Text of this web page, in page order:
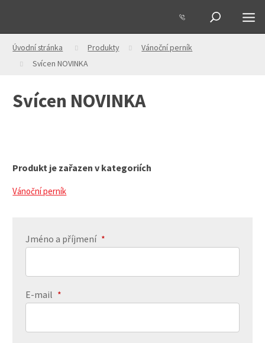
Úvodní stránka Produkty
Vánoční perník
Svícen NOVINKA
Svícen NOVINKA
Produkt je zařazen v kategoriích
Vánoční perník
Jméno a příjmení *
E-mail *